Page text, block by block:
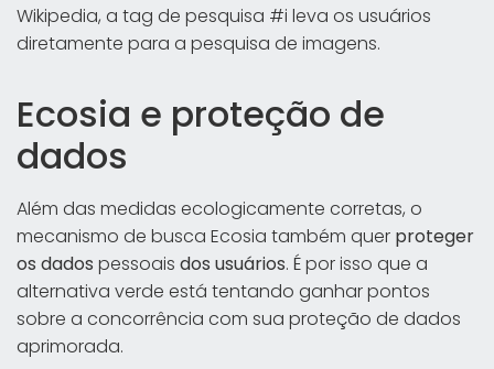
Wikipedia, a tag de pesquisa #i leva os usuários
diretamente para a pesquisa de imagens.
Ecosia e proteção de
dados
Além das medidas ecologicamente corretas, o
mecanismo de busca Ecosia também quer proteger
os dados pessoais dos usuários. É por isso que a
alternativa verde está tentando ganhar pontos
sobre a concorrência com sua proteção de dados
aprimorada.